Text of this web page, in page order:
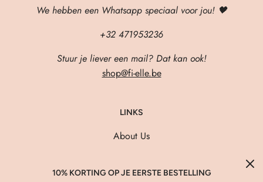
We hebben een Whatsapp speciaal voor jou! 🖤
+32 471953236
Stuur je liever een mail? Dat kan ook!
shop@fi-elle.be
LINKS
About Us
FAQ
10% KORTING OP JE EERSTE BESTELLING